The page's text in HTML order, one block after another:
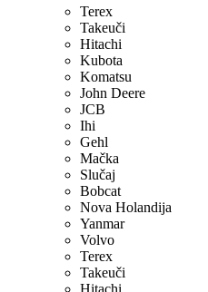
Terex
Takeuči
Hitachi
Kubota
Komatsu
John Deere
JCB
Ihi
Gehl
Mačka
Slučaj
Bobcat
Nova Holandija
Yanmar
Volvo
Terex
Takeuči
Hitachi